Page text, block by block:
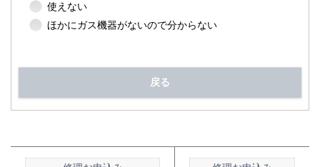
使えない
ほかにガス機器がないので分からない
戻る